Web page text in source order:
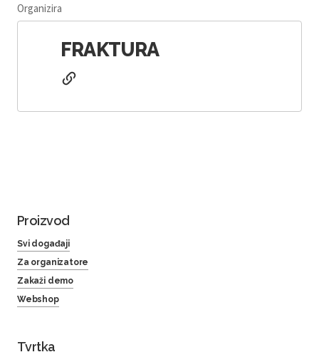
Organizira
FRAKTURA
Proizvod
Svi događaji
Za organizatore
Zakaži demo
Webshop
Tvrtka